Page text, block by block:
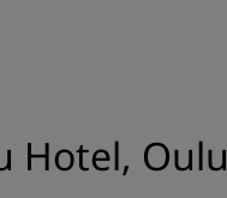
Hotel, Oulu